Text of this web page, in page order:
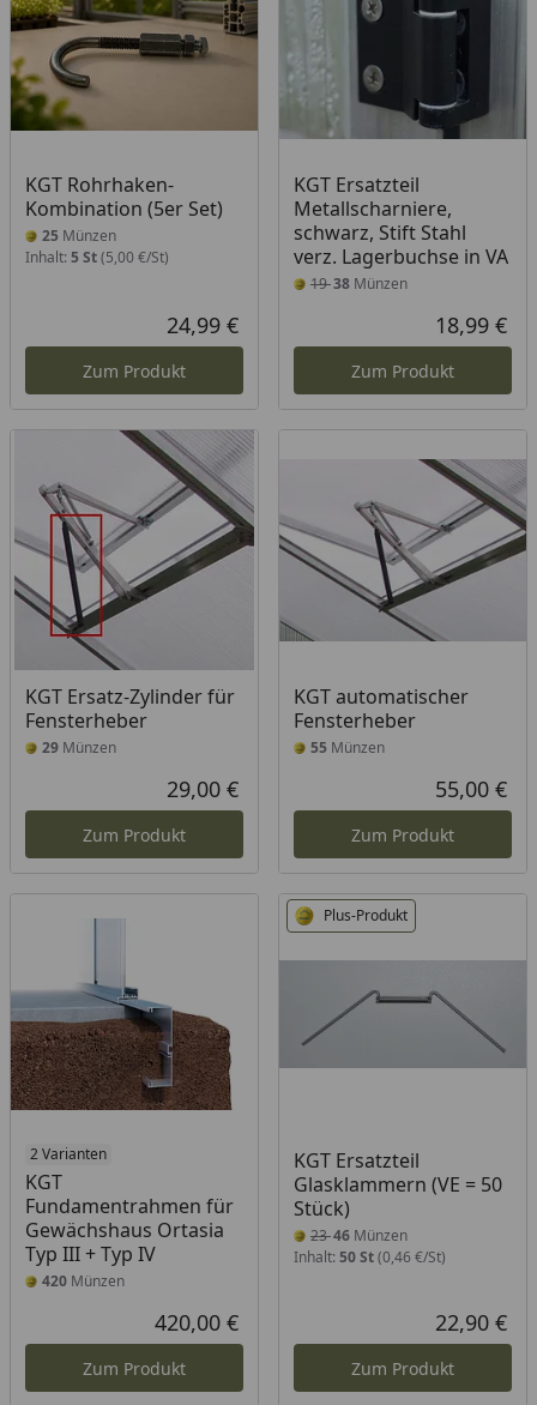
KGT Rohrhaken-
Kombination (5er Set)
25 Münzen
Inhalt: 5 St(5,00 €/St)
Aktueller Preis
24,99 €
Zum Produkt
KGT Ersatzteil
Metallscharniere,
schwarz, Stift Stahl
verz. Lagerbuchse in VA
1938Münzen
18,99 €
Zum Produkt
KGT Ersatz-Zylinder für
Fensterheber
29 Münzen
Aktueller Preis
29,00 €
Zum Produkt
KGT automatischer
Fensterheber
55 Münzen
55,00 €
Zum Produkt
2 Varianten
KGT
Fundamentrahmen für
Gewächshaus Ortasia
Typ III + Typ IV
420 Münzen
Aktueller Preis
420,00 €
Zum Produkt
Plus-Produkt
KGT Ersatzteil
Glasklammern (VE = 50
Stück)
2346Münzen
Inhalt: 50 St(0,46 €/St)
22,90 €
Zum Produkt